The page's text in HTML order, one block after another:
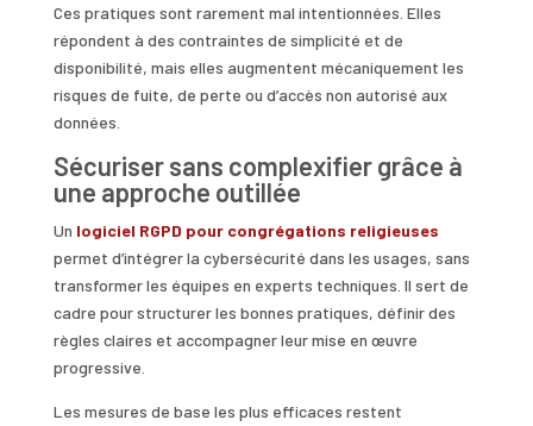
Ces pratiques sont rarement mal intentionnées. Elles
répondent à des contraintes de simplicité et de
disponibilité, mais elles augmentent mécaniquement les
risques de fuite, de perte ou d’accès non autorisé aux
données.
Sécuriser sans complexifier grâce à
une approche outillée
Un logiciel RGPD pour congrégations religieuses
permet d’intégrer la cybersécurité dans les usages, sans
transformer les équipes en experts techniques. Il sert de
cadre pour structurer les bonnes pratiques, définir des
règles claires et accompagner leur mise en œuvre
progressive.
Les mesures de base les plus efficaces restent